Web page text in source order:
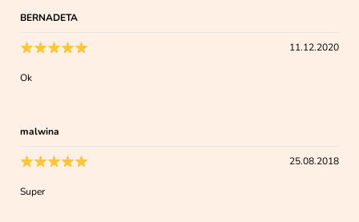
BERNADETA
11.12.2020
Ok
malwina
25.08.2018
Super